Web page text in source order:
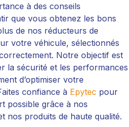
à des conseils
que vous obtenez les bons
de nos réducteurs de
votre véhicule, sélectionnés
Notre objectif est
la sécurité et les performances
d’optimiser votre
confiance à Epytec pour
possible grâce à nos
nos produits de haute qualité.